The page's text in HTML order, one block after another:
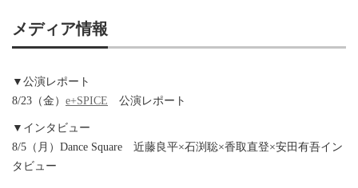
メディア情報
▼公演レポート
8/23（金） e+SPICE 公演レポート
▼インタビュー
8/5（月）Dance Square 近藤良平×石渕聡×香取直登×安田有吾イン
タビュー